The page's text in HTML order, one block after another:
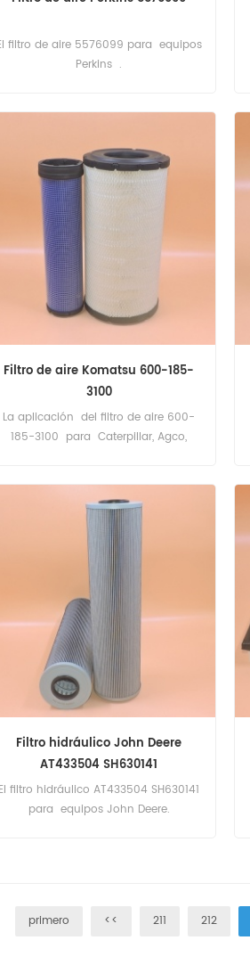
filtro de aire 5576099 para equipos
Perkins .
Filtro de aire Komatsu 600-185-
3100
La aplicación del filtro de aire 600-
185-3100 para Caterpillar, Agco,
Equipment.
Filtro hidráulico John Deere
AT433504 SH630141
El filtro hidráulico AT433504 SH630141
para equipos John Deere.
primero << 211 212